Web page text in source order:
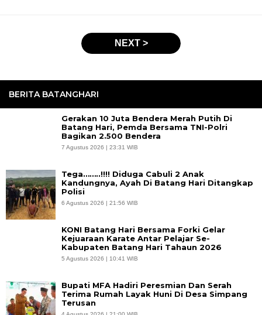
BERITA BATANGHARI
Gerakan 10 Juta Bendera Merah Putih Di
Batang Hari, Pemda Bersama TNI-Polri
Bagikan 2.500 Bendera
7 Agustus 2026 | 23:31 WIB
Tega……..!!!! Diduga Cabuli 2 Anak
Kandungnya, Ayah Di Batang Hari Ditangkap
Polisi
6 Agustus 2026 | 21:56 WIB
KONI Batang Hari Bersama Forki Gelar
Kejuaraan Karate Antar Pelajar Se-
Kabupaten Batang Hari Tahaun 2026
5 Agustus 2026 | 10:41 WIB
Bupati MFA Hadiri Peresmian Dan Serah
Terima Rumah Layak Huni Di Desa Simpang
Terusan
NEXT >